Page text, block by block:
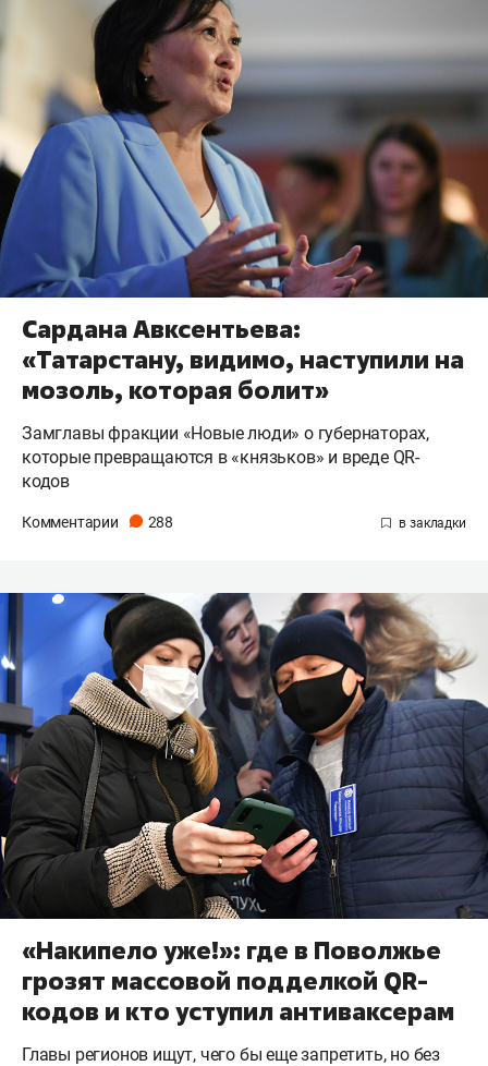
Сардана Авксентьева:
«Татарстану, видимо, наступили на
мозоль, которая болит»
Замглавы фракции «Новые люди» о губернаторах,
которые превращаются в «князьков» и вреде QR-
кодов
Комментарии 288
«Накипело уже!»: где в Поволжье
грозят массовой подделкой QR-
кодов и кто уступил антиваксерам
Главы регионов ищут, чего бы еще запретить, но без